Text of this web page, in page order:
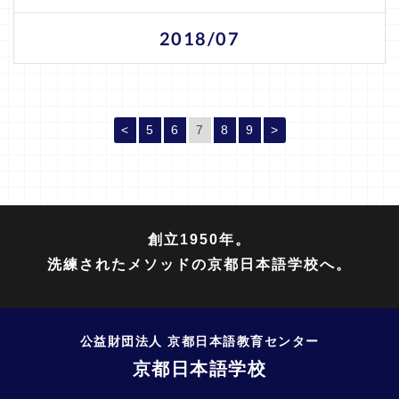
2018/07
< 5 6 7 (現位置)
8 9 >
創立1950年。
洗練されたメソッドの京都日本語学校へ。
公益財団法人 京都日本語教育センター
京都日本語学校